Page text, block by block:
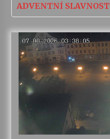
ADVENTNÍ SLAVNOST